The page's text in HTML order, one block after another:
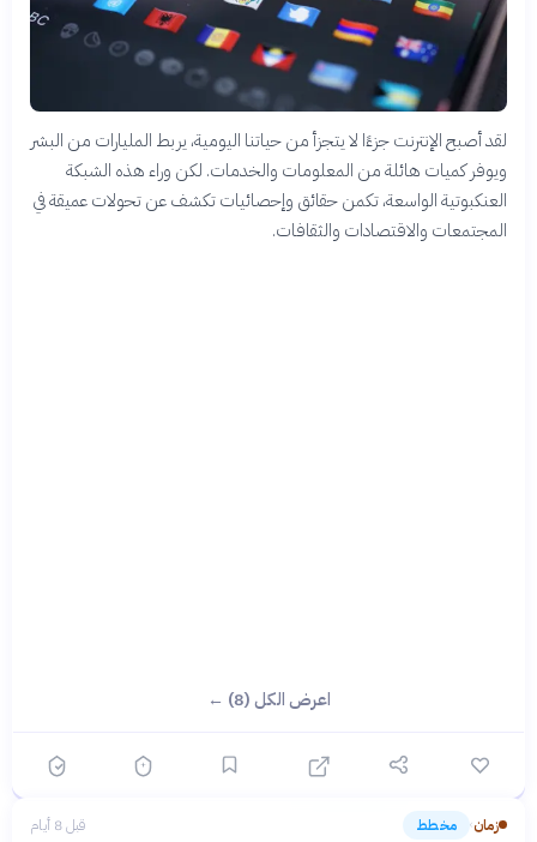
لقد أصبح الإنترنت جزءًا لا يتجزأ من حياتنا اليومية، يربط المليارات من البشر
ويوفر كميات هائلة من المعلومات والخدمات. لكن وراء هذه الشبكة
العنكبوتية الواسعة، تكمن حقائق وإحصائيات تكشف عن تحولات عميقة في
المجتمعات والاقتصادات والثقافات.
اعرض الكل (8) ←
زمان› مخطط قبل 8 أيام